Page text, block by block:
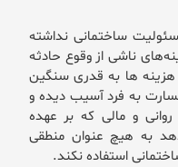
ساختمانی نداشته
ناشی از وقوع حادثه
هزینه ها به قدری سنگین
به فرد آسیب دیده و
روانی و مالی که بر عهده
به هیچ عنوان منطقی
استفاده نکند.